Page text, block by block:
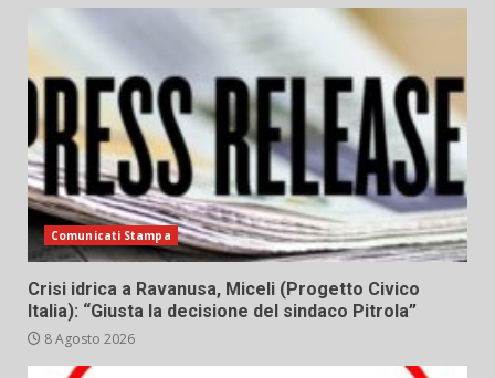
Comunicati Stampa
Crisi idrica a Ravanusa, Miceli (Progetto Civico
Italia): “Giusta la decisione del sindaco Pitrola”
8 Agosto 2026